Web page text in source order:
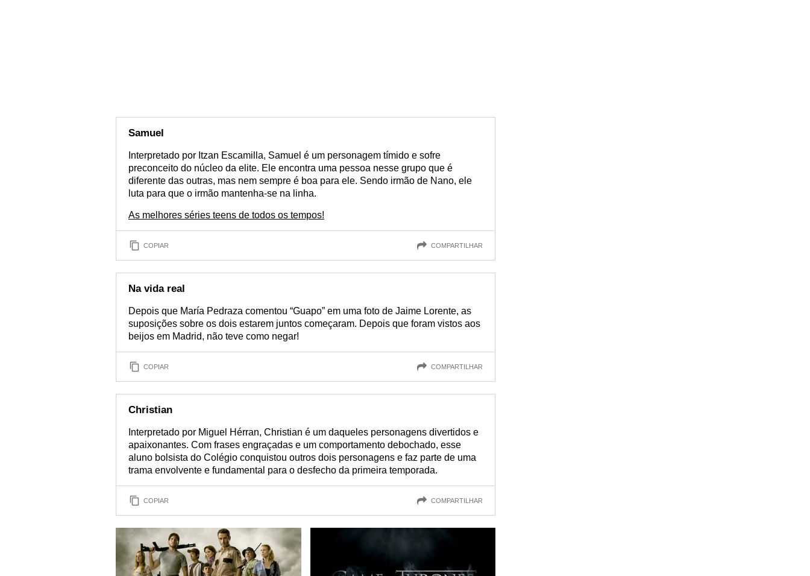
Samuel
Interpretado por Itzan Escamilla, Samuel é um personagem tímido e sofre
preconceito do núcleo da elite. Ele encontra uma pessoa nesse grupo que é
diferente das outras, mas nem sempre é boa para ele. Sendo irmão de Nano, ele
luta para que o irmão mantenha-se na linha.
As melhores séries teens de todos os tempos!
COPIAR COMPARTILHAR
Na vida real
Depois que María Pedraza comentou “Guapo” em uma foto de Jaime Lorente, as
suposições sobre os dois estarem juntos começaram. Depois que foram vistos aos
beijos em Madrid, não teve como negar!
COPIAR COMPARTILHAR
Christian
Interpretado por Miguel Hérran, Christian é um daqueles personagens divertidos e
apaixonantes. Com frases engraçadas e um comportamento debochado, esse
aluno bolsista do Colégio conquistou outros dois personagens e faz parte de uma
trama envolvente e fundamental para o desfecho da primeira temporada.
COPIAR COMPARTILHAR